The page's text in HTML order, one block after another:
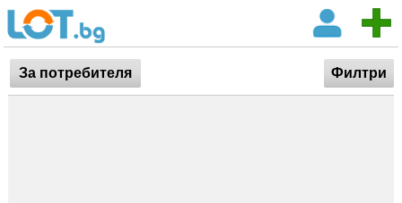
За потребителя Филтри